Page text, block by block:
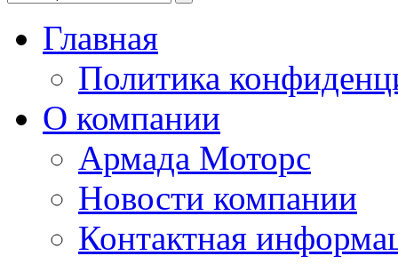
Главная
Политика
О компании
Армада Моторс
Новости компании
Контактная